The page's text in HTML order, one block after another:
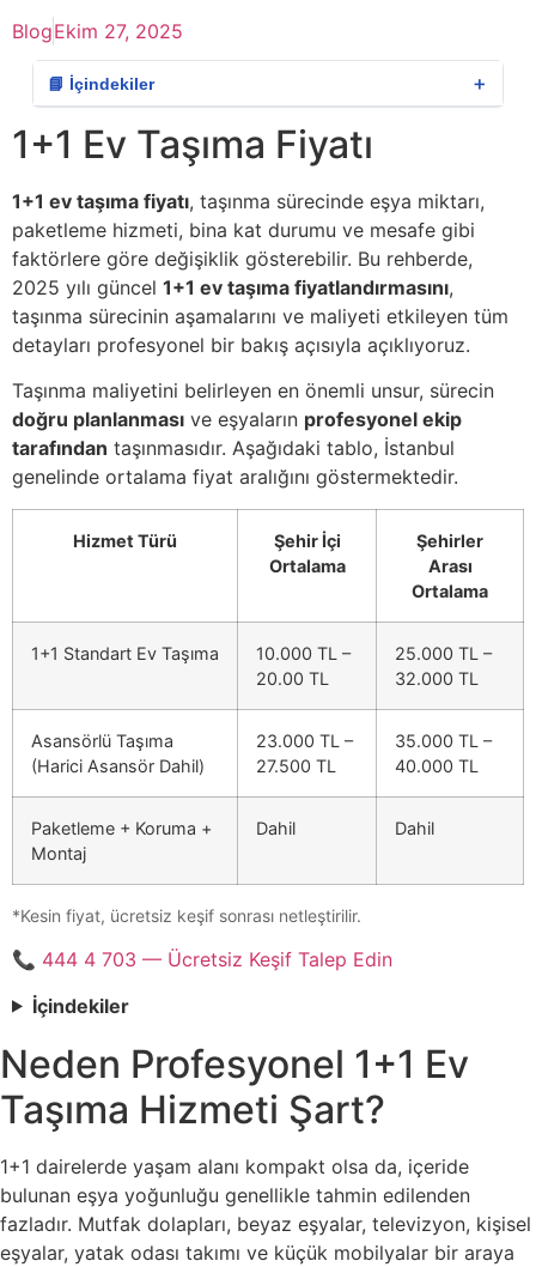
BlogEkim 27, 2025
📘 İçindekiler ＋
1+1 Ev Taşıma Fiyatı
1+1 ev taşıma fiyatı, taşınma sürecinde eşya miktarı,
paketleme hizmeti, bina kat durumu ve mesafe gibi
faktörlere göre değişiklik gösterebilir. Bu rehberde,
2025 yılı güncel 1+1 ev taşıma fiyatlandırmasını,
taşınma sürecinin aşamalarını ve maliyeti etkileyen tüm
detayları profesyonel bir bakış açısıyla açıklıyoruz.
Taşınma maliyetini belirleyen en önemli unsur, sürecin
doğru planlanması ve eşyaların profesyonel ekip
tarafından taşınmasıdır. Aşağıdaki tablo, İstanbul
genelinde ortalama fiyat aralığını göstermektedir.
Hizmet Türü
Şehir İçi
Ortalama
Şehirler
Arası
Ortalama
1+1 Standart Ev Taşıma
10.000 TL –
20.00 TL
25.000 TL –
32.000 TL
Asansörlü Taşıma
(Harici Asansör Dahil)
23.000 TL –
27.500 TL
35.000 TL –
40.000 TL
Paketleme + Koruma +
Montaj
Dahil Dahil
*Kesin fiyat, ücretsiz keşif sonrası netleştirilir.
📞 444 4 703 — Ücretsiz Keşif Talep Edin
İçindekiler
Neden Profesyonel 1+1 Ev
Taşıma Hizmeti Şart?
1+1 dairelerde yaşam alanı kompakt olsa da, içeride
bulunan eşya yoğunluğu genellikle tahmin edilenden
fazladır. Mutfak dolapları, beyaz eşyalar, televizyon, kişisel
eşyalar, yatak odası takımı ve küçük mobilyalar bir araya